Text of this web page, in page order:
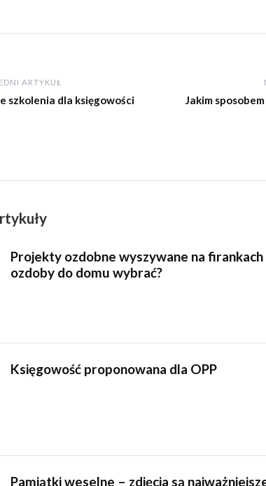
ARTYKUŁ
szkolenia dla księgowości Jakim
Projekty ozdobne wyszywane na firankach
ozdoby do domu wybrać?
Księgowość proponowana dla OPP
Pamiątki weselne – zdjęcia są